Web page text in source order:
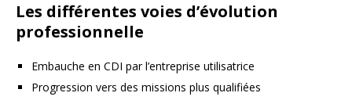
Les différentes voies d’évolution
professionnelle
Embauche en CDI par l’entreprise utilisatrice
Progression vers des missions plus qualifiées